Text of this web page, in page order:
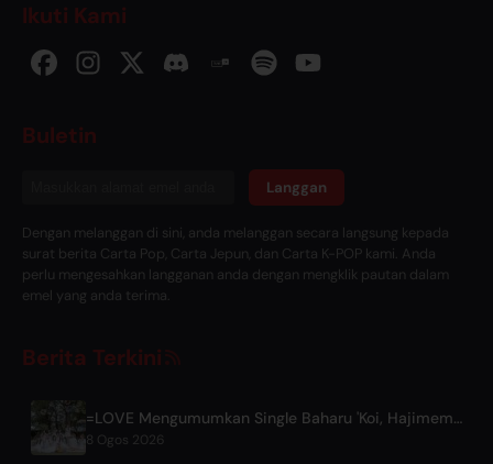
Ikuti Kami
Buletin
Langgan
Dengan melanggan di sini, anda melanggan secara langsung kepada
surat berita Carta Pop, Carta Jepun, dan Carta K-POP kami. Anda
perlu mengesahkan langganan anda dengan mengklik pautan dalam
emel yang anda terima.
Berita Terkini
=LOVE Mengumumkan Single Baharu 'Koi, Hajimemashita.' dan Konsert Tokyo Dome
8 Ogos 2026